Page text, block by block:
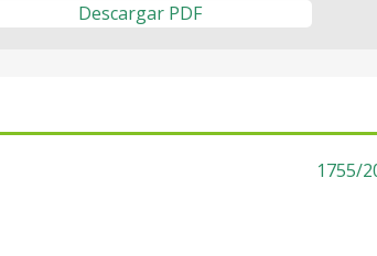
Descargar PDF
1755/